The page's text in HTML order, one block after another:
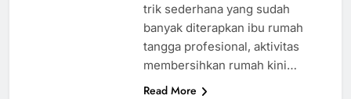
trik sederhana yang sudah
banyak diterapkan ibu rumah
tangga profesional, aktivitas
membersihkan rumah kini…
Read More